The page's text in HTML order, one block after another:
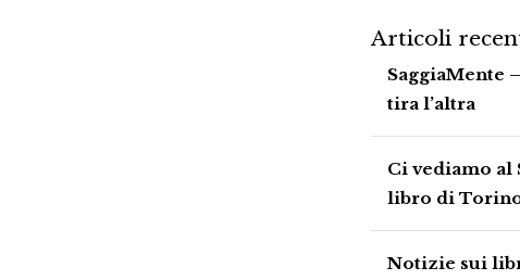
Articoli
SaggiaMente
tira l’altra
Ci vediamo al
libro di
Notizie sui